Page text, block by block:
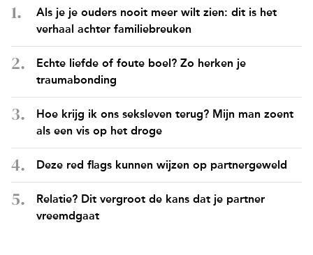
Als je je ouders nooit meer wilt zien: dit is het
verhaal achter familiebreuken
Echte liefde of foute boel? Zo herken je
traumabonding
Hoe krijg ik ons seksleven terug? Mijn man zoent
als een vis op het droge
Deze red flags kunnen wijzen op partnergeweld
Relatie? Dit vergroot de kans dat je partner
vreemdgaat